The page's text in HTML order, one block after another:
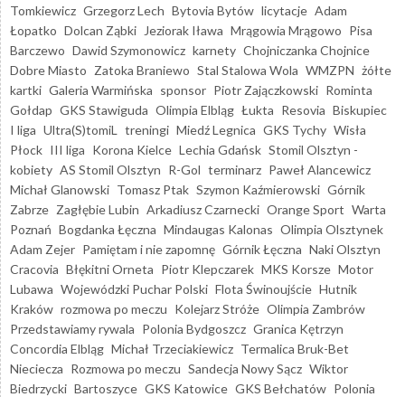
Tomkiewicz Grzegorz Lech Bytovia Bytów licytacje Adam
Łopatko Dolcan Ząbki Jeziorak Iława Mrągowia Mrągowo Pisa
Barczewo Dawid Szymonowicz karnety Chojniczanka Chojnice
Dobre Miasto Zatoka Braniewo Stal Stalowa Wola WMZPN żółte
kartki Galeria Warmińska sponsor Piotr Zajączkowski Rominta
Gołdap GKS Stawiguda Olimpia Elbląg Łukta Resovia Biskupiec
I liga Ultra(S)tomiL treningi Miedź Legnica GKS Tychy Wisła
Płock III liga Korona Kielce Lechia Gdańsk Stomil Olsztyn -
kobiety AS Stomil Olsztyn R-Gol terminarz Paweł Alancewicz
Michał Glanowski Tomasz Ptak Szymon Kaźmierowski Górnik
Zabrze Zagłębie Lubin Arkadiusz Czarnecki Orange Sport Warta
Poznań Bogdanka Łęczna Mindaugas Kalonas Olimpia Olsztynek
Adam Zejer Pamiętam i nie zapomnę Górnik Łęczna Naki Olsztyn
Cracovia Błękitni Orneta Piotr Klepczarek MKS Korsze Motor
Lubawa Wojewódzki Puchar Polski Flota Świnoujście Hutnik
Kraków rozmowa po meczu Kolejarz Stróże Olimpia Zambrów
Przedstawiamy rywala Polonia Bydgoszcz Granica Kętrzyn
Concordia Elbląg Michał Trzeciakiewicz Termalica Bruk-Bet
Nieciecza Rozmowa po meczu Sandecja Nowy Sącz Wiktor
Biedrzycki Bartoszyce GKS Katowice GKS Bełchatów Polonia